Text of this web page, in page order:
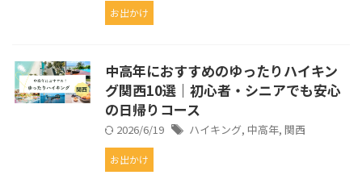
お出かけ
中高年におすすめのゆったりハイキン
グ関西10選｜初心者・シニアでも安心
の日帰りコース
2026/6/19 ハイキング, 中高年, 関西
お出かけ